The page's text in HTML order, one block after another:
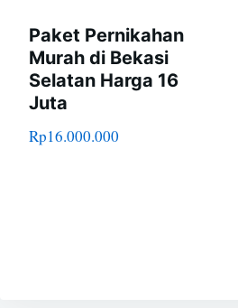
Paket Pernikahan
Murah di Bekasi
Selatan Harga 16
Juta
Rp16.000.000